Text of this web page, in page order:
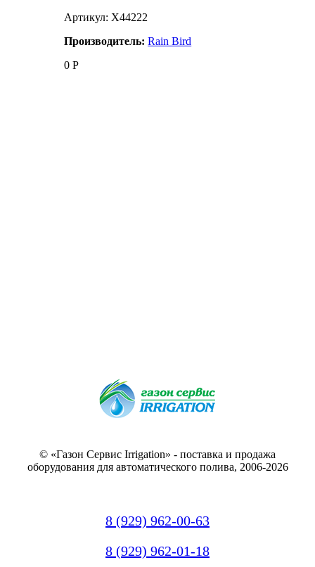
Артикул: X44222
Производитель:Rain Bird
0 Р
© «Газон Сервис Irrigation» - поставка и продажа
оборудования для автоматического полива, 2006-2026
8 (929) 962-00-63
8 (929) 962-01-18